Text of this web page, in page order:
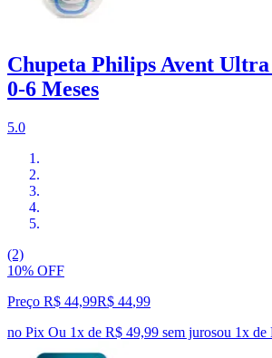
Chupeta Philips Avent
0-6 Meses
5.0
(2)
10% OFF
Preço R$ 44,99R$ 44,99
no Pix Ou 1x de R$ 49,99 sem jurosou 1x de